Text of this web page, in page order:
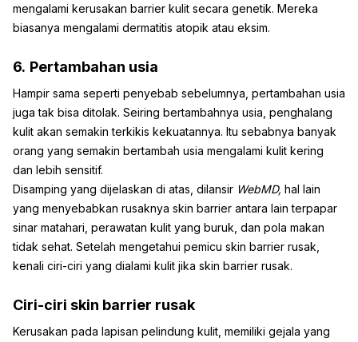
mengalami kerusakan barrier kulit secara genetik. Mereka
biasanya mengalami dermatitis atopik atau eksim.
6. Pertambahan usia
Hampir sama seperti penyebab sebelumnya, pertambahan usia
juga tak bisa ditolak. Seiring bertambahnya usia, penghalang
kulit akan semakin terkikis kekuatannya. Itu sebabnya banyak
orang yang semakin bertambah usia mengalami kulit kering
dan lebih sensitif.
Disamping yang dijelaskan di atas, dilansir WebMD, hal lain
yang menyebabkan rusaknya skin barrier antara lain terpapar
sinar matahari, perawatan kulit yang buruk, dan pola makan
tidak sehat. Setelah mengetahui pemicu skin barrier rusak,
kenali ciri-ciri yang dialami kulit jika skin barrier rusak.
Ciri-ciri skin barrier rusak
Kerusakan pada lapisan pelindung kulit, memiliki gejala yang